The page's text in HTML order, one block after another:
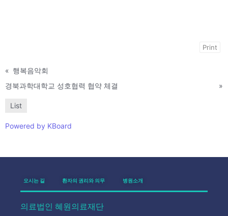
Print
« 행복음악회
경북과학대학교 성호협력 협약 체결
»
List
Powered by KBoard
오시는 길 환자의 권리와 의무 병원소개
의료법인 혜원의료재단